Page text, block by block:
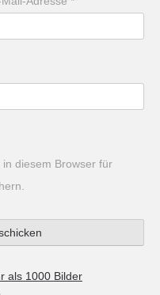
diesem Browser für
als 1000 Bilder